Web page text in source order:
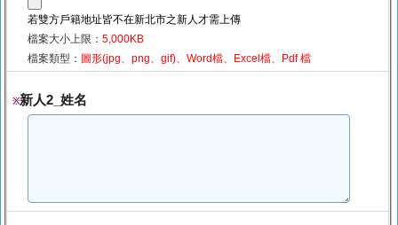
若雙方戶籍地址皆不在新北市之新人才需上傳
檔案大小上限： 5,000KB
檔案類型： 圖形(jpg、png、gif)、Word檔、Excel檔、Pdf 檔
※新人2_姓名